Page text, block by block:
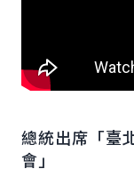
總統出席「臺
會」